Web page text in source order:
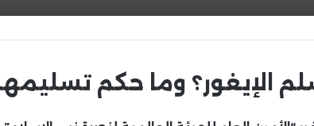
الإيغور؟ وما حكم